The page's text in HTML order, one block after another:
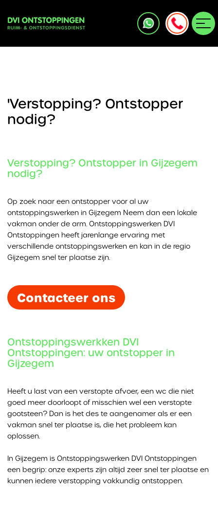
'Verstopping? Ontstopper
nodig?
Verstopping? Ontstopper in Gijzegem
nodig?
Op zoek naar een ontstopper voor al uw
ontstoppingswerken in Gijzegem Neem dan een lokale
vakman onder de arm. Ontstoppingswerken DVI
Ontstoppingen heeft jarenlange ervaring met
verschillende ontstoppingswerken en kan in de regio
Gijzegem snel ter plaatse zijn.
Contacteer ons
Ontstoppingswerkken DVI
Ontstoppingen: uw ontstopper in
Gijzegem
Heeft u last van een verstopte afvoer, een wc die niet
goed meer doorloopt of misschien wel een verstopte
gootsteen? Dan is het des te aangenamer als er een
vakman snel ter plaatse is, die het probleem kan
oplossen.
In Gijzegem is Ontstoppingswerken DVI Ontstoppingen
een begrip: onze experts zijn altijd zeer snel ter plaatse en
kunnen iedere verstopping vakkundig ontstoppen.